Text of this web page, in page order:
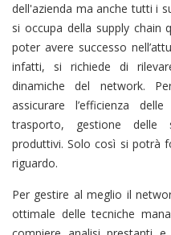
dell'azienda ma anche tutti i
si occupa della supply chain
poter avere successo
infatti, si richiede di
dinamiche del network.
assicurare l’efficienza
trasporto, gestione delle
produttivi. Solo così si potrà
riguardo.
Per gestire al meglio il
ottimale delle tecniche